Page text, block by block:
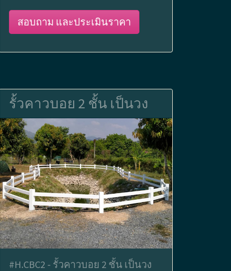
สอบถาม และประเมินราคา
รั้วคาวบอย 2 ชั้น เป็นวง
#H.CBC2 - รั้วคาวบอย 2 ชั้น เป็นวง